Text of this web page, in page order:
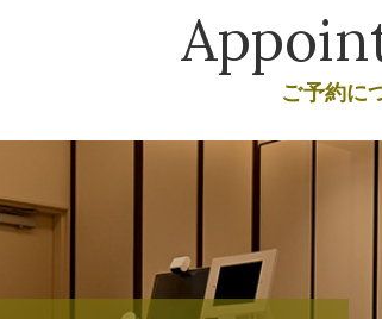
ご予約に